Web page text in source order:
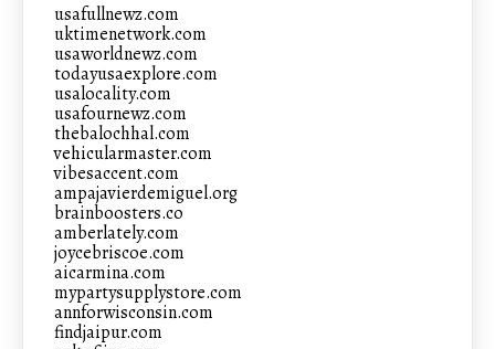
usafullnewz.com
uktimenetwork.com
usaworldnewz.com
todayusaexplore.com
usalocality.com
usafournewz.com
thebalochhal.com
vehicularmaster.com
vibesaccent.com
ampajavierdemiguel.org
brainboosters.co
amberlately.com
joycebriscoe.com
aicarmina.com
mypartysupplystore.com
annforwisconsin.com
findjaipur.com